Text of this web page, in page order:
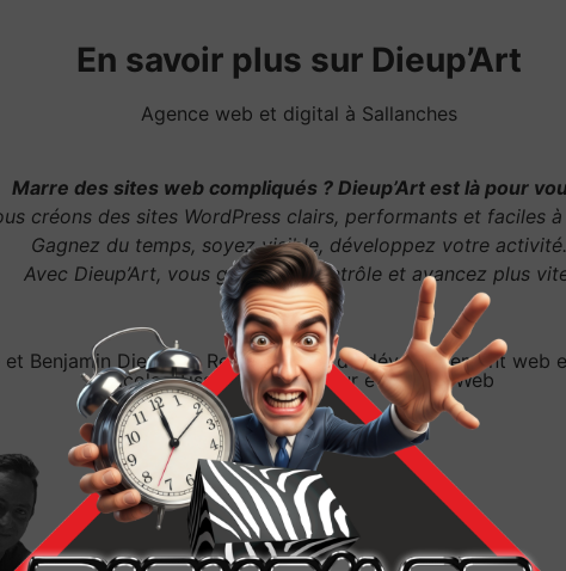
En savoir plus sur Dieup’Art
Agence web et digital à Sallanches
Marre des sites web compliqués ? Dieup’Art est là pour
créons des sites WordPress clairs, performants et faciles à
Gagnez du temps, soyez visible, développez votre activité.
Avec Dieup’Art, vous gardez le contrôle et avancez plus
et Benjamin Dieupart, Responsables du développement web
Nicolas Tissot, Développeur et Expert Web